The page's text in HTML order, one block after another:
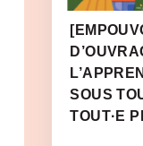
SOUS
TOUT·E